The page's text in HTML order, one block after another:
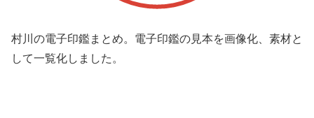
村川の電子印鑑まとめ。電子印鑑の見本を画像化、素材と
して一覧化しました。